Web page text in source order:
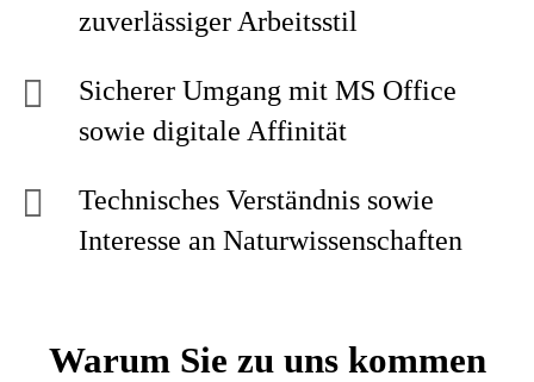
zuverlässiger Arbeitsstil
Sicherer Umgang mit MS Office
sowie digitale Affinität
Technisches Verständnis sowie
Interesse an Naturwissenschaften
Warum Sie zu uns kommen